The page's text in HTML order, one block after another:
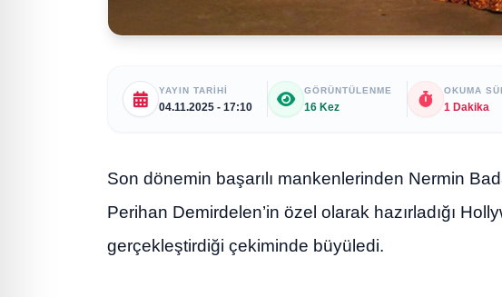
YAYIN TARIHI
04.11.2025 - 17:10
GÖRÜNTÜLENME
16 Kez
OKUMA
1 Dakika
Son dönemin başarılı mankenlerinden Nermin
Perihan Demirdelen’in özel olarak hazırladığı
gerçekleştirdiği çekiminde büyüledi.